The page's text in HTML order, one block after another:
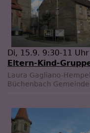
Di, 15.9. 9:30-11 Uhr
Eltern-Kind-
Laura Gagliano-Hempel
Büchenbach